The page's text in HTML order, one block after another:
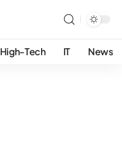
High-Tech IT News